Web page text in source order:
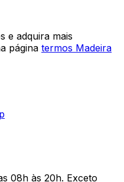
e adquira mais
página termos Madeira
08h às 20h. Exceto